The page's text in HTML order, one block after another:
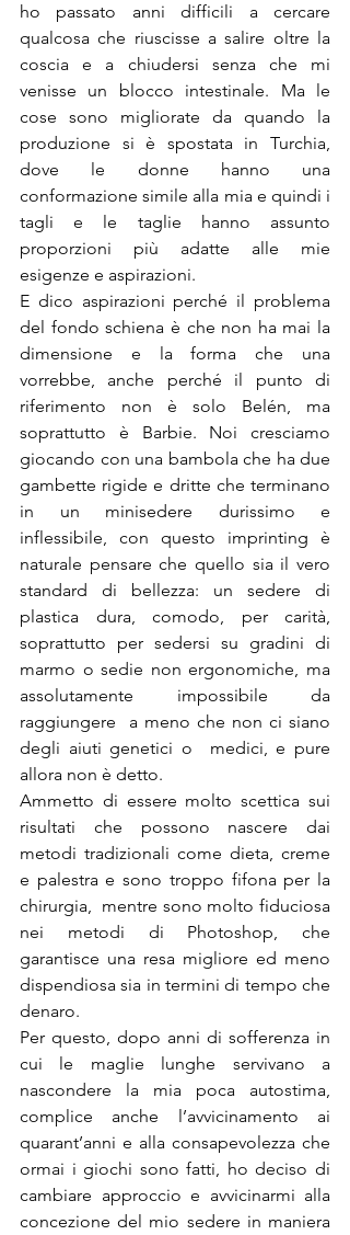
ho passato anni difficili a cercare
qualcosa che riuscisse a salire oltre la
coscia e a chiudersi senza che mi
venisse un blocco intestinale. Ma le
cose sono migliorate da quando la
produzione si è spostata in Turchia,
dove le donne hanno una
conformazione simile alla mia e quindi i
tagli e le taglie hanno assunto
proporzioni più adatte alle mie
esigenze e aspirazioni.
E dico aspirazioni perché il problema
del fondo schiena è che non ha mai la
dimensione e la forma che una
vorrebbe, anche perché il punto di
riferimento non è solo Belén, ma
soprattutto è Barbie. Noi cresciamo
giocando con una bambola che ha due
gambette rigide e dritte che terminano
in un minisedere durissimo e
inflessibile, con questo imprinting è
naturale pensare che quello sia il vero
standard di bellezza: un sedere di
plastica dura, comodo, per carità,
soprattutto per sedersi su gradini di
marmo o sedie non ergonomiche, ma
assolutamente impossibile da
raggiungere  a meno che non ci siano
degli aiuti genetici o  medici, e pure
allora non è detto.
Ammetto di essere molto scettica sui
risultati che possono nascere dai
metodi tradizionali come dieta, creme
e palestra e sono troppo fifona per la
chirurgia,  mentre sono molto fiduciosa
nei metodi di Photoshop, che
garantisce una resa migliore ed meno
dispendiosa sia in termini di tempo che
denaro.
Per questo, dopo anni di sofferenza in
cui le maglie lunghe servivano a
nascondere la mia poca autostima,
complice anche l’avvicinamento ai
quarant’anni e alla consapevolezza che
ormai i giochi sono fatti, ho deciso di
cambiare approccio e avvicinarmi alla
concezione del mio sedere in maniera